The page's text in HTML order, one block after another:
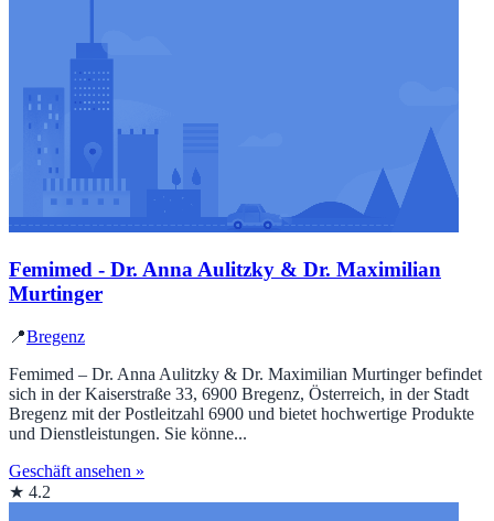
Femimed - Dr. Anna Aulitzky & Dr. Maximilian
Murtinger
📍Bregenz
Femimed – Dr. Anna Aulitzky & Dr. Maximilian Murtinger befindet
sich in der Kaiserstraße 33, 6900 Bregenz, Österreich, in der Stadt
Bregenz mit der Postleitzahl 6900 und bietet hochwertige Produkte
und Dienstleistungen. Sie könne...
Geschäft ansehen »
★ 4.2